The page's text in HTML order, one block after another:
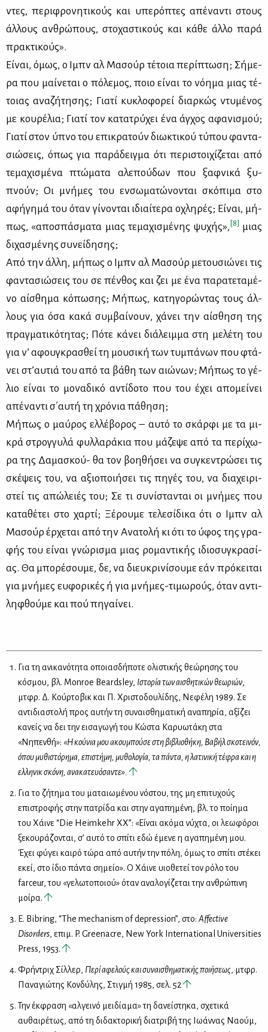
ντες, πε­ρι­φρο­νη­τι­κούς και υπε­ρό­πτες απέ­να­ντι στους
άλ­λους αν­θρώ­πους, στο­χα­στι­κούς και κά­θε άλ­λο πα­ρά
πρα­κτι­κούς».
Εί­ναι, όμως, ο Ιμπν αλ Μα­σούρ τέ­τοια πε­ρί­πτω­ση; Σή­με­
ρα που μαί­νε­ται ο πό­λε­μος, ποιο εί­ναι το νό­η­μα μιας τέ­
τοιας ανα­ζή­τη­σης; Για­τί κυ­κλο­φο­ρεί διαρ­κώς ντυ­μέ­νος
με κου­ρέ­λια; Για­τί τον κα­τα­τρύ­χει ένα άγ­χος αφα­νι­σμού;
Για­τί στον ύπνο του επι­κρα­τούν διω­κτι­κού τύ­που φα­ντα­
σιώ­σεις, όπως για πα­ρά­δειγ­μα ότι πε­ρι­στοι­χί­ζε­ται από
τε­μα­χι­σμέ­να πτώ­μα­τα αλε­πού­δων που ξαφ­νι­κά ξυ­
πνούν; Οι μνή­μες του εν­σω­μα­τώ­νο­νται σκό­πι­μα στο
αφή­γη­μά του όταν γί­νο­νται ιδιαί­τε­ρα οχλη­ρές; Εί­ναι, μή­
πως, «απο­σπά­σμα­τα μιας τε­μα­χι­σμέ­νης ψυ­χής», [8] μιας
δι­χα­σμέ­νης συ­νεί­δη­σης;
Από την άλ­λη, μή­πως ο Ιμπν αλ Μα­σούρ με­του­σιώ­νει τις
φα­ντα­σιώ­σεις του σε πέν­θος και ζει με ένα πα­ρα­τε­τα­μέ­
νο αί­σθη­μα κό­πω­σης; Μή­πως, κα­τη­γο­ρώ­ντας τους άλ­
λους για όσα κα­κά συμ­βαί­νουν, χά­νει την αί­σθη­ση της
πραγ­μα­τι­κό­τη­τας; Πό­τε κά­νει διά­λειμ­μα στη με­λέ­τη του
για ν’ αφου­γκρα­σθεί τη μου­σι­κή των τυ­μπά­νων που φτά­
νει στ’αυ­τιά του από τα βά­θη των αιώ­νων; Μή­πως το γέ­
λιο εί­ναι το μο­να­δι­κό αντί­δο­το που του έχει απο­μεί­νει
απέ­να­ντι σ΄αυ­τή τη χρό­νια πά­θη­ση;
Μή­πως ο μαύ­ρος ελ­λέ­βο­ρος – αυ­τό το σκάρ­φι με τα μι­
κρά στρογ­γυ­λά φυλ­λα­ρά­κια που μά­ζε­ψε από τα πε­ρί­χω­
ρα της Δα­μα­σκού- θα τον βοη­θή­σει να συ­γκε­ντρώ­σει τις
σκέ­ψεις του, να αξιο­ποι­ή­σει τις πη­γές του, να δια­χει­ρι­
στεί τις απώ­λειές του; Σε τι συ­νί­στα­νται οι μνή­μες που
κα­τα­θέ­τει στο χαρ­τί; Ξέ­ρου­με τε­λε­σί­δι­κα ότι ο Ιμπν αλ
Μα­σούρ έρ­χε­ται από την Ανα­το­λή κι ότι το ύφος της γρα­
φής του εί­ναι γνώ­ρι­σμα μιας ρο­μα­ντι­κής ιδιο­συ­γκρα­σί­
ας. Θα μπο­ρέ­σου­με, δε, να διευ­κρι­νί­σου­με εάν πρό­κει­ται
για μνή­μες ευ­φο­ρι­κές ή για μνή­μες-τι­μω­ρούς, όταν αντι­
λη­φθού­με και πού πη­γαί­νει.
Για τη ανικανότητα οποιασδήποτε ολιστικής θεώρησης του
κόσμου, βλ. Monroe Beardsley, Ιστορία των αισθητικών θεωριών,
μτφρ. Δ. Κούρτοβικ και Π. Χριστοδουλίδης, Νεφέλη 1989. Σε
αντιδιαστολή προς αυτήν τη συναισθηματική αναπηρία, αξίζει
κανείς να δει την εισαγωγή του Κώστα Καρυωτάκη στα
«Νηπενθή»: «H κούνια μου aκουμπούσε στη βιβλιοθήκη, Βαβήλ σκοτεινόν,
όπου μυθιστόρημα, επιστήμη, μυθολογία, τα πάντα, η λατινική τέφρα και η
ελληνικὴ σκόνη, ανακατευόσαντε».
Για το ζήτημα του ματαιωμένου νόστου, της μη επιτυχούς
επιστροφής στην πατρίδα και στην αγαπημένη, βλ. το ποίημα
του Χάινε “Die Heimkehr XX”: «Είναι ακόμα νύχτα, οι λεωφόροι
ξεκουράζονται, σ’ αυτό το σπίτι εδώ έμενε η αγαπημένη μου.
Έχει φύγει καιρό τώρα από αυτήν την πόλη, όμως το σπίτι στέκει
εκεί, στο ίδιο πάντα σημείο». Ο Χάινε υιοθετεί τον ρόλο του
farceur, του «γελωτοποιού» όταν αναλογίζεται την ανθρώπινη
μοίρα.
Ε. Bibring, “The mechanism of depression”, στο: Affective
Disorders, επιμ. P. Greenacre, New York International Universities
Press, 1953.
Φρήντριχ Σίλλερ, Περί αφελούς και συναισθηματικής ποιήσεως, μτφρ.
Παναγιώτης Κονδύλης, Στιγμή 1985, σελ. 52
Την έκφραση «αλγεινό μειδίαμα» τη δανείστηκα, σχετικά
αυθαιρέτως, από τη διδακτορική διατριβή της Ιωάννας Ναούμ,